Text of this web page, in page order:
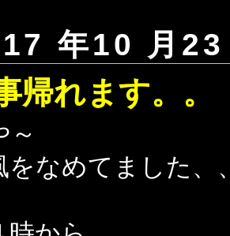
年10 月
帰れます。。
～
をなめてました、